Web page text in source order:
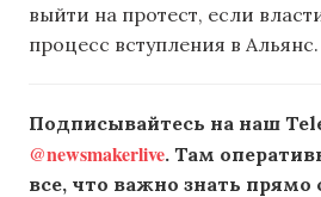
выйти на протест, если
процесс вступления в Альянс.
Подписывайтесь на наш
@newsmakerlive. Там
все, что важно знать